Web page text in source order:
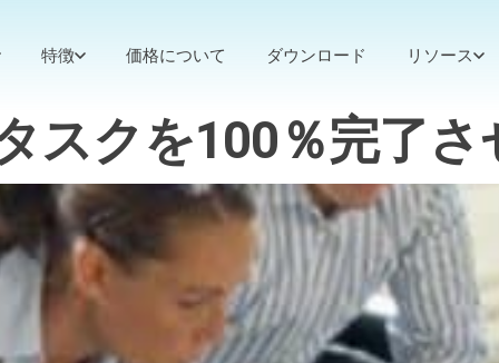
特徴 価格について ダウンロード リソース
スクを100％完了さ